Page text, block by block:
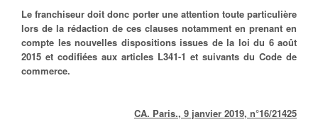
Le franchiseur doit donc porter une attention toute particulière
lors de la rédaction de ces clauses notamment en prenant en
compte les nouvelles dispositions issues de la loi du 6 août
2015 et codifiées aux articles L341-1 et suivants du Code de
commerce.
CA. Paris., 9 janvier 2019, n°16/21425